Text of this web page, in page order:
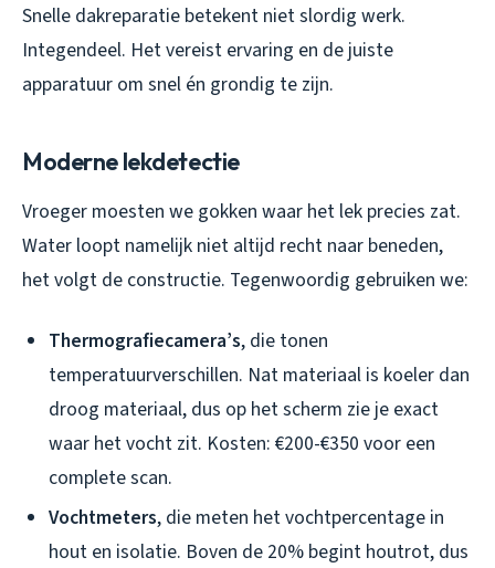
Snelle dakreparatie betekent niet slordig werk.
Integendeel. Het vereist ervaring en de juiste
apparatuur om snel én grondig te zijn.
Moderne lekdetectie
Vroeger moesten we gokken waar het lek precies zat.
Water loopt namelijk niet altijd recht naar beneden,
het volgt de constructie. Tegenwoordig gebruiken we:
Thermografiecamera’s, die tonen
temperatuurverschillen. Nat materiaal is koeler dan
droog materiaal, dus op het scherm zie je exact
waar het vocht zit. Kosten: €200-€350 voor een
complete scan.
Vochtmeters, die meten het vochtpercentage in
hout en isolatie. Boven de 20% begint houtrot, dus